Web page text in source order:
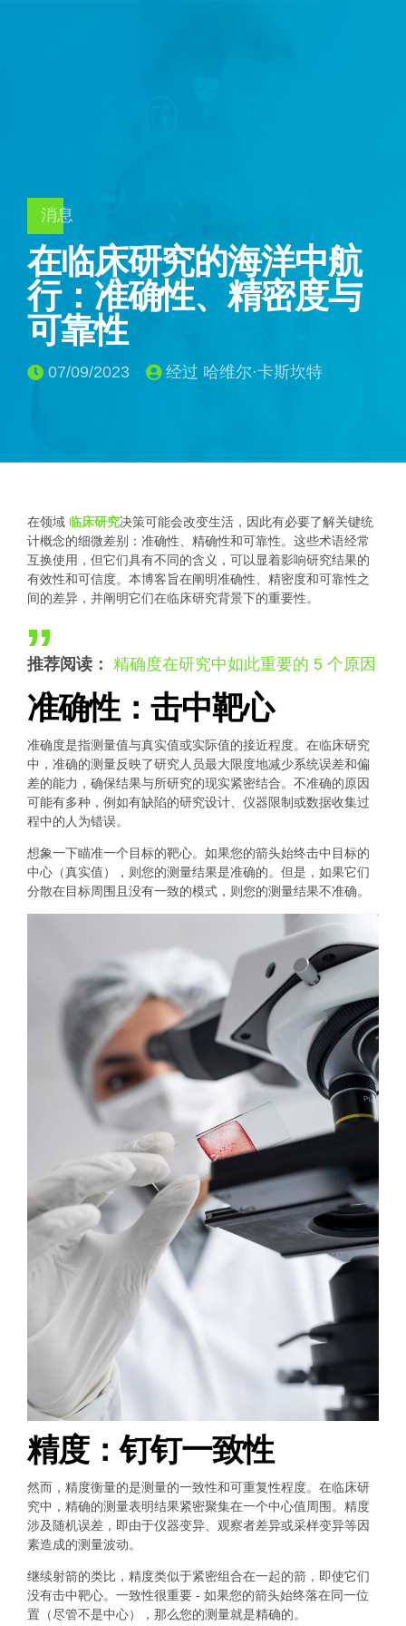
消息
在临床研究的海洋中航
行：准确性、精密度与
可靠性
07/09/2023 经过 哈维尔·卡斯坎特
在领域 临床研究决策可能会改变生活，因此有必要了解关键统
计概念的细微差别：准确性、精确性和可靠性。这些术语经常
互换使用，但它们具有不同的含义，可以显着影响研究结果的
有效性和可信度。本博客旨在阐明准确性、精密度和可靠性之
间的差异，并阐明它们在临床研究背景下的重要性。
推荐阅读： 精确度在研究中如此重要的 5 个原因
准确性：击中靶心
准确度是指测量值与真实值或实际值的接近程度。在临床研究
中，准确的测量反映了研究人员最大限度地减少系统误差和偏
差的能力，确保结果与所研究的现实紧密结合。不准确的原因
可能有多种，例如有缺陷的研究设计、仪器限制或数据收集过
程中的人为错误。
想象一下瞄准一个目标的靶心。如果您的箭头始终击中目标的
中心（真实值），则您的测量结果是准确的。但是，如果它们
分散在目标周围且没有一致的模式，则您的测量结果不准确。
精度：钉钉一致性
然而，精度衡量的是测量的一致性和可重复性程度。在临床研
究中，精确的测量表明结果紧密聚集在一个中心值周围。精度
涉及随机误差，即由于仪器变异、观察者差异或采样变异等因
素造成的测量波动。
继续射箭的类比，精度类似于紧密组合在一起的箭，即使它们
没有击中靶心。一致性很重要 - 如果您的箭头始终落在同一位
置（尽管不是中心），那么您的测量就是精确的。